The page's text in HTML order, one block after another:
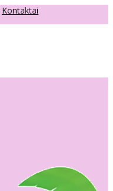
Kontaktai